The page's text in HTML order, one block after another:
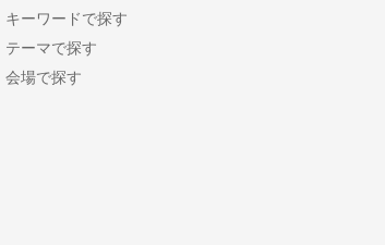
キーワードで探す
テーマで探す
会場で探す